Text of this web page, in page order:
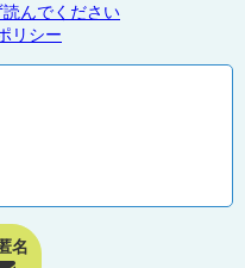
んでください
リシー
名